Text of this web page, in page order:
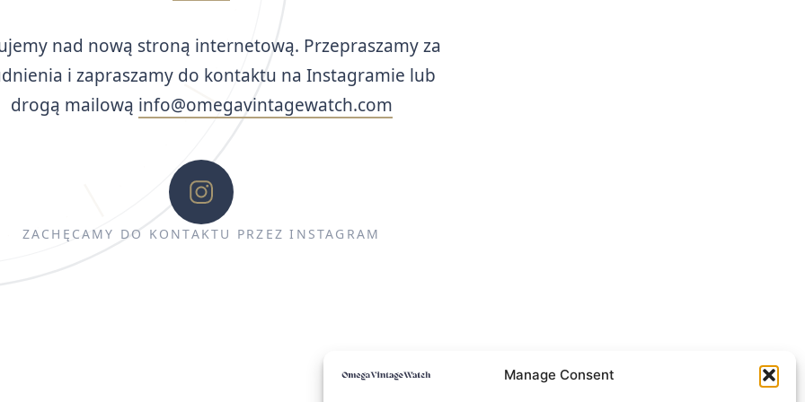
Manage Consent
nad nową stroną internetową. Przepraszamy za
i zapraszamy do kontaktu na Instagramie lub
drogą mailową info@omegavintagewatch.com
ZACHĘCAMY DO KONTAKTU PRZEZ INSTAGRAM